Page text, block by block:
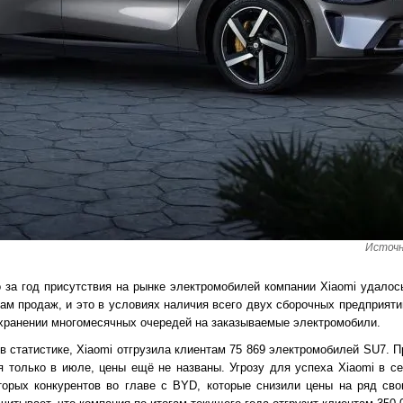
за год присутствия на рынке электромобилей компании Xiaomi
продаж, и это в условиях наличия всего двух сборочных
многомесячных очередей на заказываемые электромобили.
статистике, Xiaomi отгрузила клиентам 75 869 электромобилей SU7.
только в июле, цены ещё не названы. Угрозу для успеха Xiaomi в
конкурентов во главе с BYD, которые снизили цены на ряд